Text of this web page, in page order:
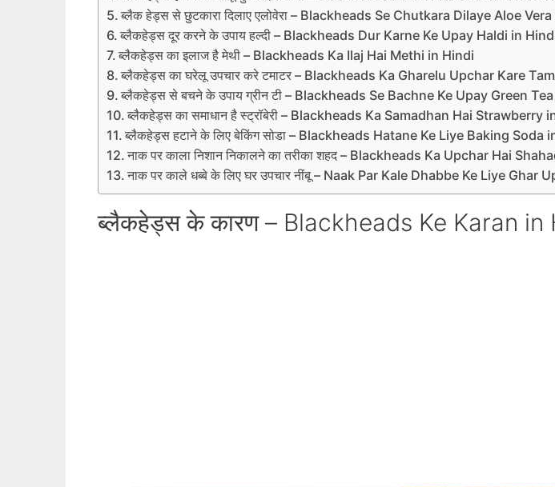
ब्लैक हेड्स से छुटकारा दिलाए एलोवेरा – Blackheads Se Chutkara Dilaye Aloe
ब्लैकहेड्स दूर करने के उपाय हल्‍दी – Blackheads Dur Karne Ke Upay Haldi in
ब्लैकहेड्स का इलाज है मेथी – Blackheads Ka Ilaj Hai Methi in Hindi
ब्लैकहेड्स का घरेलू उपचार करे टमाटर – Blackheads Ka Gharelu Upchar Kare
ब्लैकहेड्स से बचने के उपाय ग्रीन टी – Blackheads Se Bachne Ke Upay Green
ब्लैकहेड्स का समाधान है स्‍ट्रॉबेरी – Blackheads Ka Samadhan Hai Strawberry
ब्लैकहेड्स हटाने के लिए बेकिंग सोडा – Blackheads Hatane Ke Liye Baking Soda
नाक पर काला निशान निकालने का तरीका शहद – Blackheads Ka Upchar Hai
नाक पर काले धब्बे के लिए घर उपचार नींबू – Naak Par Kale Dhabbe Ke Liye Ghar
ब्‍लैकहेड्स के कारण – Blackheads Ke Karan in